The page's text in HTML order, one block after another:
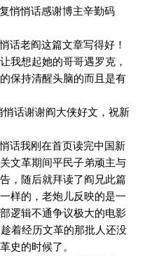
悄悄话感谢博主辛勤码
话老阎这篇文章写得好！
我想起她的哥哥遇罗克，
保持清醒头脑的而且是有
话谢谢阎大侠好文，祝新
话我刚在首页读完中国新
文革期间平民子弟顽主与
，随后就拜读了阎兄此篇
样的，老炮儿反映的是一
逻辑不通争议极大的电影
着经历文革的那批人还没
史的时候了。